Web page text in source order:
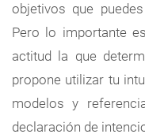
objetivos que
Pero lo importante
actitud la que
propone utilizar tu
modelos y
declaración de